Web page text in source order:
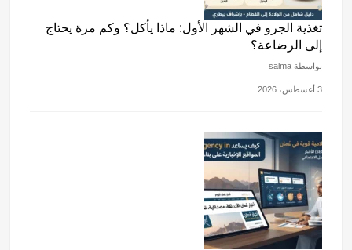
تغذية الجرو في الشهر الأول: ماذا يأكل؟ وكم مرة يحتاج
إلى الرضاعة؟
بواسطة salma
3 أغسطس، 2026